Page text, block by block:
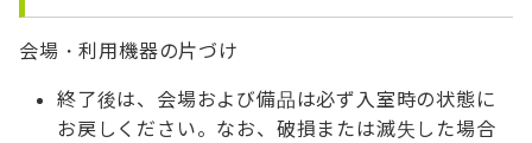
会場・利用機器の片づけ
終了後は、会場および備品は必ず入室時の状態に
お戻しください。なお、破損または滅失した場合